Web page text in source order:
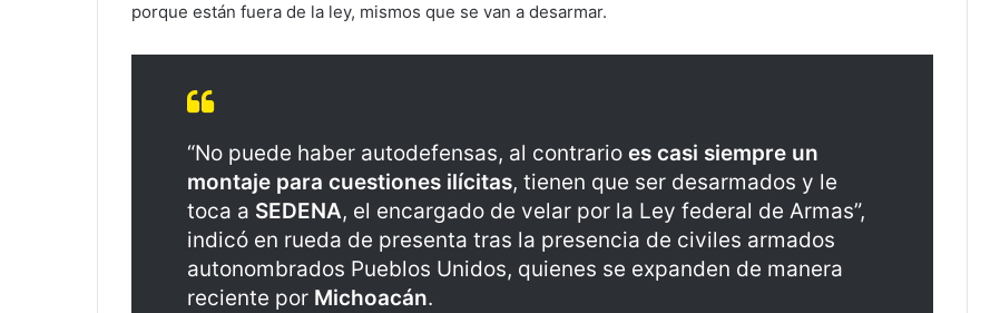
porque están fuera de la ley, mismos que se van a desarmar.
“No puede haber autodefensas, al contrario es casi siempre un
montaje para cuestiones ilícitas, tienen que ser desarmados y le
toca a SEDENA, el encargado de velar por la Ley federal de Armas”,
indicó en rueda de presenta tras la presencia de civiles armados
autonombrados Pueblos Unidos, quienes se expanden de manera
reciente por Michoacán.